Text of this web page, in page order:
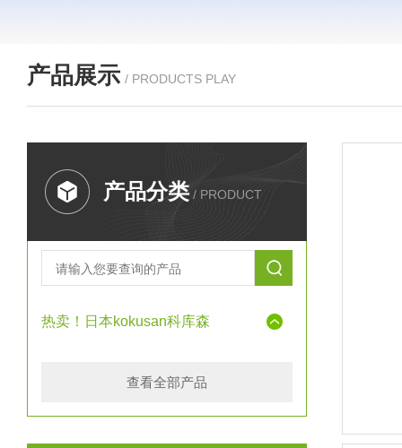
产品展示 / PRODUCTS PLAY
产品分类 / PRODUCT
热卖！日本kokusan科库森
查看全部产品